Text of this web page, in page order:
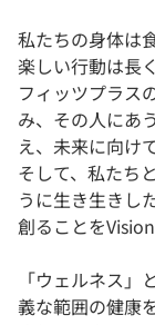
私たちの身体は
楽しい行動は長
フィッツプラス
み、その人にあ
え、未来に向け
そして、私たち
うに生き生きし
創ることを
「ウェルネス
義な範囲の健康